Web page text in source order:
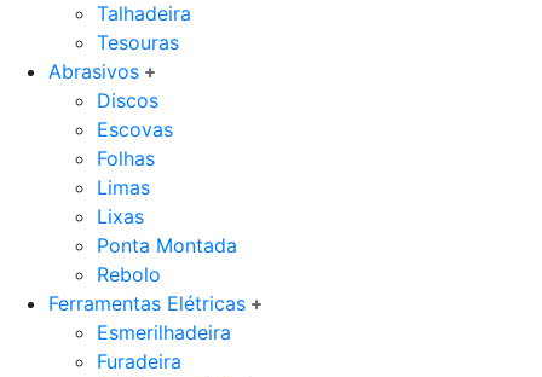
Talhadeira
Tesouras
Abrasivos
Discos
Escovas
Folhas
Limas
Lixas
Ponta Montada
Rebolo
Ferramentas Elétricas
Esmerilhadeira
Furadeira